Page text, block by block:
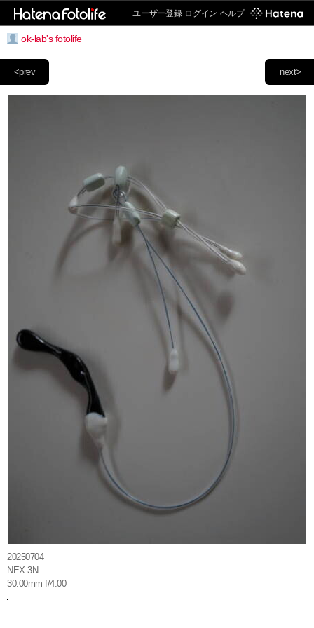
ユーザー登録 ログイン ヘルプ
ok-lab's fotolife
next>
<prev
20250704
NEX-3N
30.00mm f/4.00